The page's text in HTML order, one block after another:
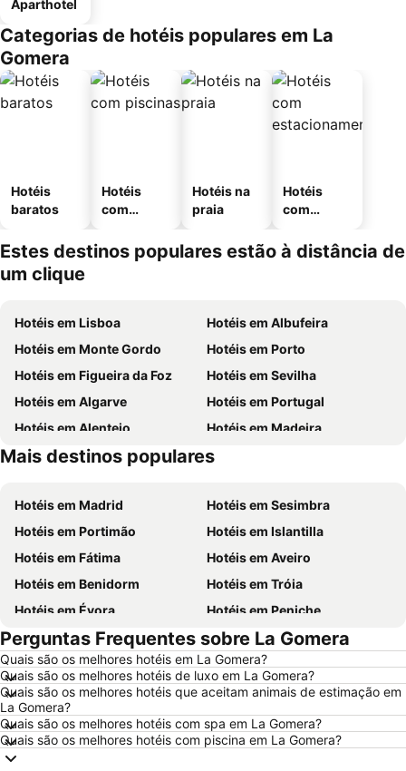
Aparthotel
Categorias de hotéis populares em La
Gomera
Hotéis
baratos
Hotéis
com
Hotéis na
praia
Hotéis
com
mento
Estes destinos populares estão à distância de
um clique
Hotéis em Lisboa
Hotéis em Albufeira
Hotéis em Monte Gordo
Hotéis em Porto
Hotéis em Figueira da Foz
Hotéis em Sevilha
Hotéis em Algarve
Hotéis em Portugal
Hotéis em Alentejo
Hotéis em Madeira
Hotéis em Centro de Portugal
Hotéis em Sul de Espanha
Mais destinos populares
Hotéis em Madrid
Hotéis em Sesimbra
Hotéis em Portimão
Hotéis em Islantilla
Hotéis em Fátima
Hotéis em Aveiro
Hotéis em Benidorm
Hotéis em Tróia
Hotéis em Évora
Hotéis em Peniche
Hotéis em Porto Santo
Hotéis em Barcelona
Hotéis em Sangenjo
Hotéis em Nazaré
Hotéis em Vigo
Hotéis em Vila Nova de Milfontes
Hotéis em Isla Canela
Hotéis em Roma
Hotéis em Vilamoura
Hotéis em Norte de Portugal
Perguntas Frequentes sobre La Gomera
Quais são os melhores hotéis em La Gomera?
Quais são os melhores hotéis de luxo em La Gomera?
Quais são os melhores hotéis que aceitam animais de estimação em
La Gomera?
Quais são os melhores hotéis com spa em La Gomera?
Quais são os melhores hotéis com piscina em La Gomera?